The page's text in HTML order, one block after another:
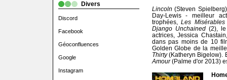
Divers
Discord
Facebook
Géoconfluences
Google
Instagram
Lincoln (Steven
Day-Lewis - meilleur
trophées,Les Misérables
Django Unchained(2), le
actrices, Jessica
dans pas moins de 10
Golden Globe de la
Thirty(Katheryn Bigelow).
Amour(Palme d'or 2013)